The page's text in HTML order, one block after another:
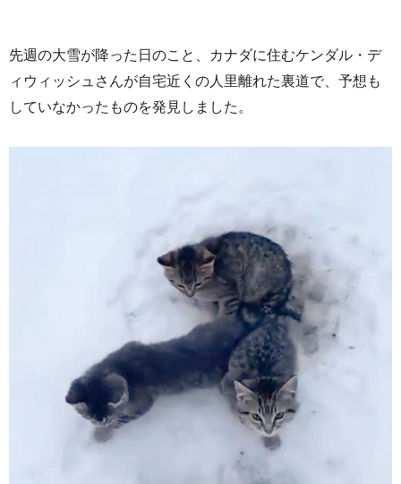
先週の大雪が降った日のこと、カナダに住むケンダル・デ
ィウィッシュさんが自宅近くの人里離れた裏道で、予想も
していなかったものを発見しました。